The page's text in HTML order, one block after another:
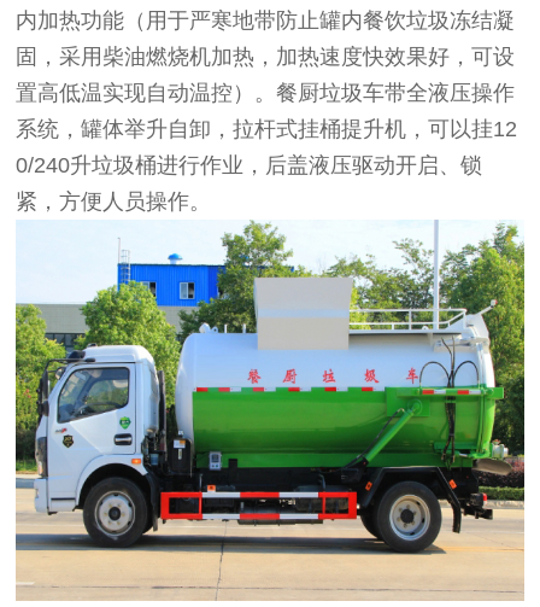
内加热功能（用于严寒地带防止罐内餐饮垃圾冻结凝
固，采用柴油燃烧机加热，加热速度快效果好，可设
置高低温实现自动温控）。餐厨垃圾车带全液压操作
系统，罐体举升自卸，拉杆式挂桶提升机，可以挂12
0/240升垃圾桶进行作业，后盖液压驱动开启、锁
紧，方便人员操作。